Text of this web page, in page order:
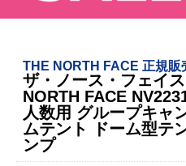
THE NORTH FACE 正規販
ザ・ノース・フェイ
NORTH FACE
人数用 グループキャ
ムテント ドーム型テ
ンプ